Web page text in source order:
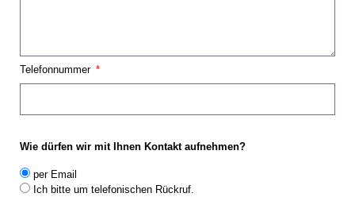
Telefonnummer
Wie dürfen wir mit Ihnen Kontakt aufnehmen?
per Email
Ich bitte um telefonischen Rückruf.